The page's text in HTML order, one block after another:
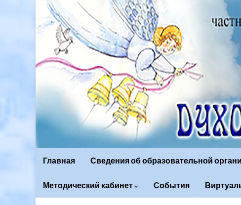
Главная Сведения об образовательной
Методический кабинет События